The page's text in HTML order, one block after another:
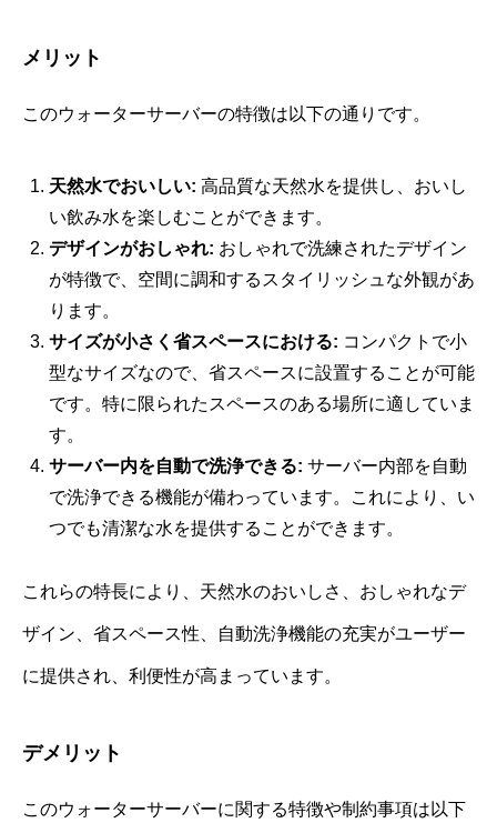
メリット
このウォーターサーバーの特徴は以下の通りです。
天然水でおいしい: 高品質な天然水を提供し、おいし
い飲み水を楽しむことができます。
デザインがおしゃれ: おしゃれで洗練されたデザイン
が特徴で、空間に調和するスタイリッシュな外観があ
ります。
サイズが小さく省スペースにおける: コンパクトで小
型なサイズなので、省スペースに設置することが可能
です。特に限られたスペースのある場所に適していま
す。
サーバー内を自動で洗浄できる: サーバー内部を自動
で洗浄できる機能が備わっています。これにより、い
つでも清潔な水を提供することができます。
これらの特長により、天然水のおいしさ、おしゃれなデ
ザイン、省スペース性、自動洗浄機能の充実がユーザー
に提供され、利便性が高まっています。
デメリット
このウォーターサーバーに関する特徴や制約事項は以下